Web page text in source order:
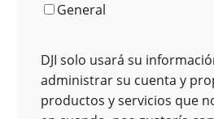
General
DJI solo usará su
administrar su cuenta y
productos y servicios que